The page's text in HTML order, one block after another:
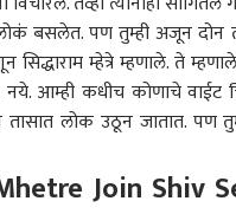
बसलेत. पण तुम्ही अजून
सिद्धाराम म्हेत्रे म्हणाले. ते
नये. आम्ही कधीच कोणाचे
तासात लोक उठून जातात. पण
Join Shiv